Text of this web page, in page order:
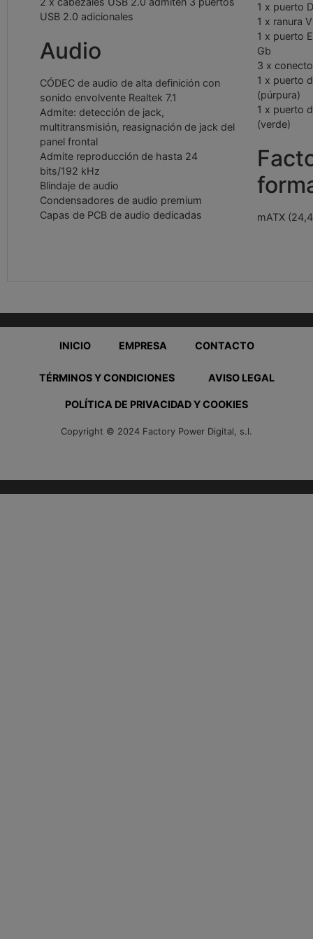
USB 2.0 adicionales
Audio
CÓDEC de audio de alta definición con
sonido envolvente Realtek 7.1
Admite: detección de jack,
multitransmisión, reasignación de jack del
panel frontal
Admite reproducción de hasta 24
bits/192 kHz
Blindaje de audio
Condensadores de audio premium
Capas de PCB de audio dedicadas
1 x puerto
1 x ranura
1 x puerto
Gb
3 x
1 x puerto
(púrpura)
1 x puerto
(verde)
mATX
INICIO EMPRESA CONTACTO
TÉRMINOS Y CONDICIONES AVISO LEGAL
POLÍTICA DE PRIVACIDAD Y COOKIES
Copyright © 2024 Factory Power Digital, s.l.